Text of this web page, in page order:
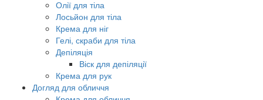
Олії для тіла
Лосьйон для тіла
Крема для ніг
Гелі, скраби для тіла
Депіляція
Віск для депіляції
Крема для рук
Догляд для обличчя